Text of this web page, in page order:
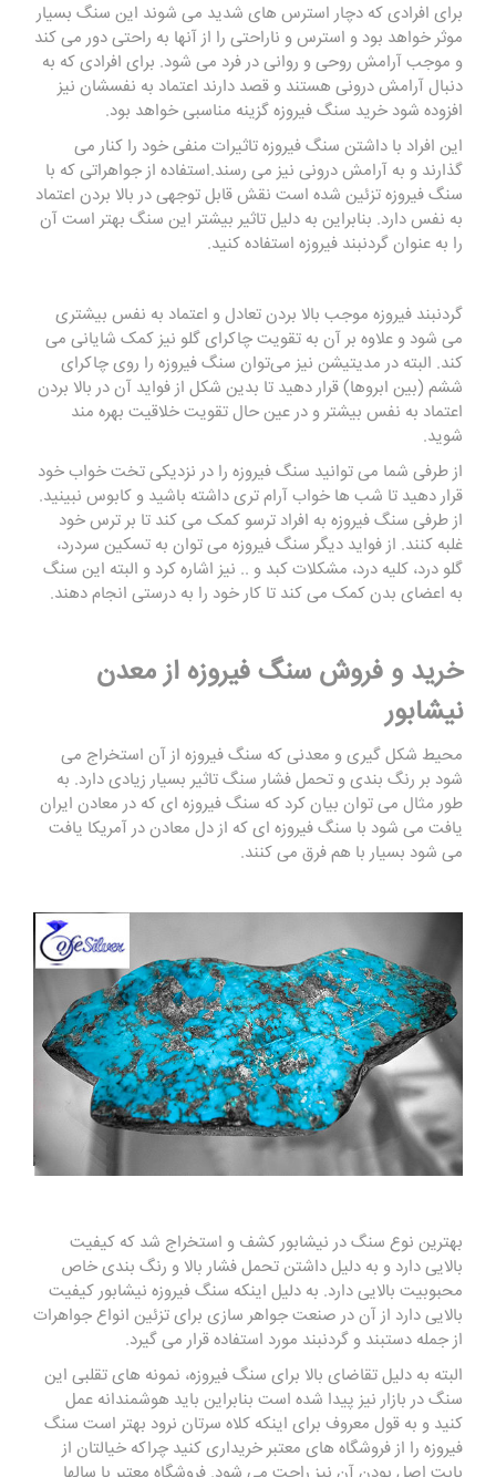
برای افرادی که دچار استرس های شدید می شوند این سنگ بسیار
موثر خواهد بود و استرس و ناراحتی را از آنها به راحتی دور می کند
و موجب آرامش روحی و روانی در فرد می شود. برای افرادی که به
دنبال آرامش درونی هستند و قصد دارند اعتماد به نفسشان نیز
افزوده شود خرید سنگ فیروزه گزینه مناسبی خواهد بود.
این افراد با داشتن سنگ فیروزه تاثیرات منفی خود را کنار می
گذارند و به آرامش درونی نیز می رسند.استفاده از جواهراتی که با
سنگ فیروزه تزئین شده است نقش قابل توجهی در بالا بردن اعتماد
به نفس دارد. بنابراین به دلیل تاثیر بیشتر این سنگ بهتر است آن
را به عنوان گردنبند فیروزه استفاده کنید.
گردنبند فیروزه موجب بالا بردن تعادل و اعتماد به نفس بیشتری
می شود و علاوه بر آن به تقویت چاکرای گلو نیز کمک شایانی می
کند. البته در مدیتیشن نیز می‌توان سنگ فیروزه را روی چاکرای
ششم (بین ابروها) قرار دهید تا بدین شکل از فواید آن در بالا بردن
اعتماد به نفس بیشتر و در عین حال تقویت خلاقیت بهره مند
شوید.
از طرفی شما می توانید سنگ فیروزه را در نزدیکی تخت خواب خود
قرار دهید تا شب ها خواب آرام تری داشته باشید و کابوس نبینید.
از طرفی سنگ فیروزه به افراد ترسو کمک می کند تا بر ترس خود
غلبه کنند. از فواید دیگر سنگ فیروزه می توان به تسکین سردرد،
گلو درد، کلیه درد، مشکلات کبد و .. نیز اشاره کرد و البته این سنگ
به اعضای بدن کمک می کند تا کار خود را به درستی انجام دهند.
خرید و فروش سنگ فیروزه از معدن
نیشابور
محیط شکل گیری و معدنی که سنگ فیروزه از آن استخراج می
شود بر رنگ بندی و تحمل فشار سنگ تاثیر بسیار زیادی دارد. به
طور مثال می توان بیان کرد که سنگ فیروزه ای که در معادن ایران
یافت می شود با سنگ فیروزه ای که از دل معادن در آمریکا یافت
می شود بسیار با هم فرق می کنند.
بهترین نوع سنگ در نیشابور کشف و استخراج شد که کیفیت
بالایی دارد و به دلیل داشتن تحمل فشار بالا و رنگ بندی خاص
محبوبیت بالایی دارد. به دلیل اینکه سنگ فیروزه نیشابور کیفیت
بالایی دارد از آن در صنعت جواهر سازی برای تزئین انواع جواهرات
از جمله دستبند و گردنبند مورد استفاده قرار می گیرد.
البته به دلیل تقاضای بالا برای سنگ فیروزه، نمونه های تقلبی این
سنگ در بازار نیز پیدا شده است بنابراین باید هوشمندانه عمل
کنید و به قول معروف برای اینکه کلاه سرتان نرود بهتر است سنگ
فیروزه را از فروشگاه های معتبر خریداری کنید چراکه خیالتان از